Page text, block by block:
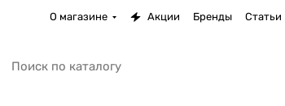
О магазине Акции Бренды Статьи